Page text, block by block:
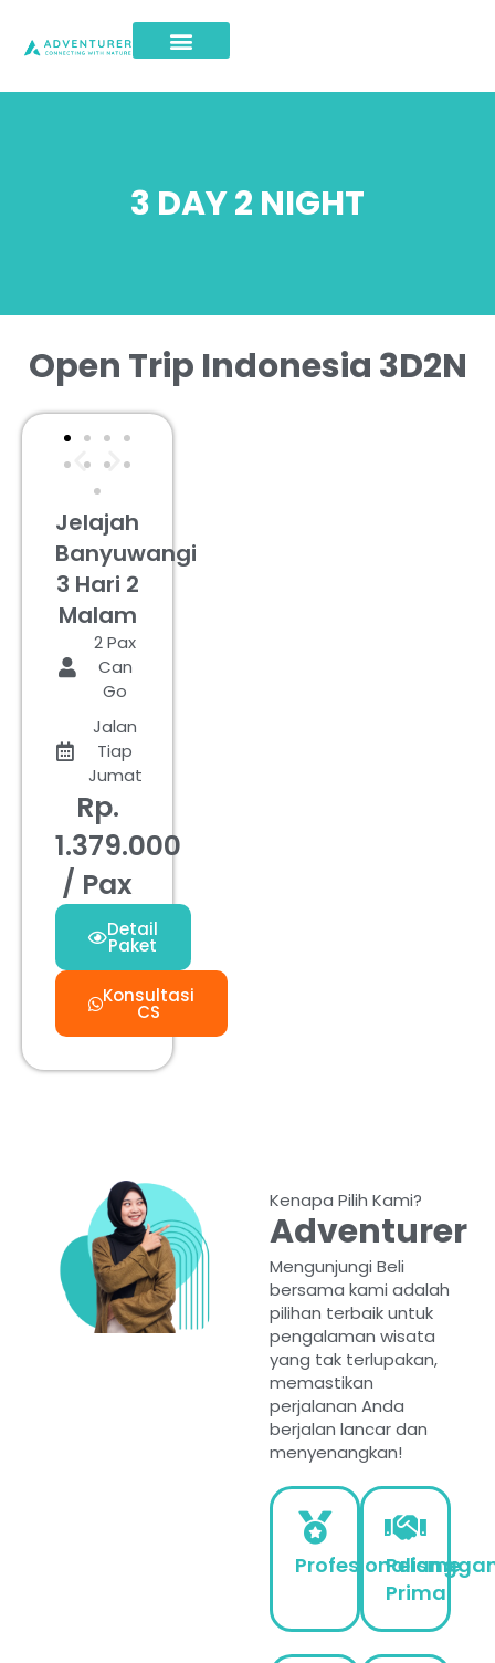
3 DAY 2 NIGHT
Open Trip Indonesia 3D2N
Jelajah
Banyuwangi
3 Hari 2
Malam
2 Pax
Can
Go
Jalan
Tiap
Jumat
Rp.
1.379.000
/ Pax
Detail
Paket
Konsultasi
CS
Kenapa Pilih Kami?
Adventurer
Mengunjungi Beli
bersama kami adalah
pilihan terbaik untuk
pengalaman wisata
yang tak terlupakan,
memastikan
perjalanan Anda
berjalan lancar dan
menyenangkan!
Profesionalisme
Prima